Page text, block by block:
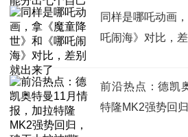
同样是哪吒动画
吒闹海》对比，
前沿热点：德凯
特隆MK2强势回